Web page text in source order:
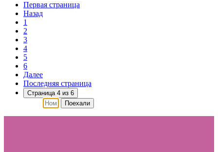
Первая страница
Назад
1
2
3
4
5
6
Далее
Последняя страница
Страница 4 из 6
Поехали